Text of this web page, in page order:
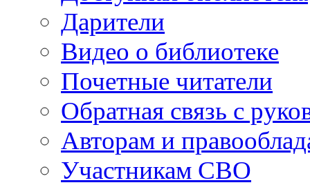
Дарители
Видео о библиотеке
Почетные читатели
Обратная связь с
Авторам и
Участникам СВО